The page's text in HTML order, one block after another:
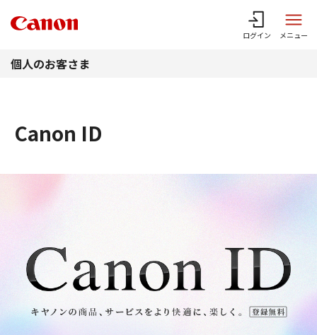
ログイン メニュー
個人のお客さま
Canon ID